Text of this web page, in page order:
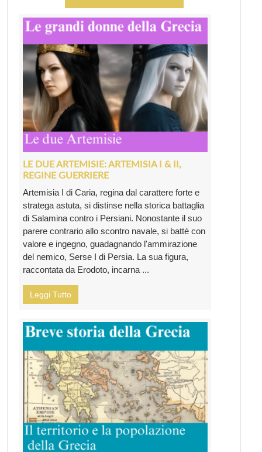
LE DUE ARTEMISIE: ARTEMISIA I & II,
REGINE GUERRIERE
Artemisia I di Caria, regina dal carattere forte e
stratega astuta, si distinse nella storica battaglia
di Salamina contro i Persiani. Nonostante il suo
parere contrario allo scontro navale, si batté con
valore e ingegno, guadagnando l'ammirazione
del nemico, Serse I di Persia. La sua figura,
raccontata da Erodoto, incarna ...
Leggi Tutto